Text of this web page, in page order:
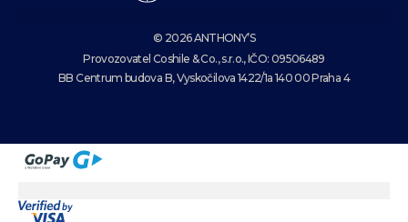
© 2026 ANTHONY’S
Provozovatel Coshile & Co., s.r.o., IČO: 09506489
BB Centrum budova B, Vyskočilova 1422/1a 140 00 Praha 4